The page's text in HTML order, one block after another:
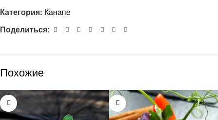
Категория: Канапе
Поделиться:
Похожие